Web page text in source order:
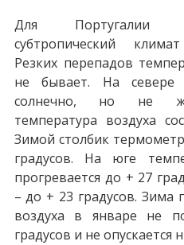
Для Португалии
субтропический
Резких перепадов
не бывает. На
солнечно, но не
температура воздуха
Зимой столбик
градусов. На юге
прогревается до + 27
– до + 23 градусов. Зима
воздуха в январе не
градусов и не опускается